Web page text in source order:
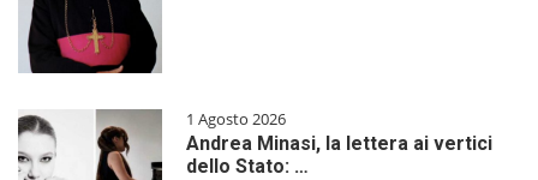
1 Agosto 2026
Andrea Minasi, la lettera ai vertici
dello Stato: …